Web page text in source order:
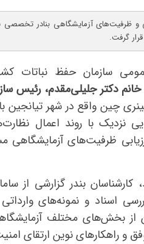
و ظرفیت‌های آزمایشگاهی بنادر
گرفت.
سازمان حفظ نباتات
خانم دکتر جلیلی‌مقدم، رئیس
چین واقع در شهر تیانجین
نزدیک با روند اعمال
ظرفیت‌های آزمایشگاهی
کارشناسان بندر گزارشی از
بررسی اسناد و نمونه‌های
از بخش‌های مختلف
راهکارهای نوین ارتقای